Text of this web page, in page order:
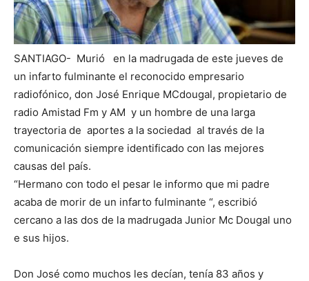
SANTIAGO- Murió en la madrugada de este jueves de
un infarto fulminante el reconocido empresario
radiofónico, don José Enrique MCdougal, propietario de
radio Amistad Fm y AM y un hombre de una larga
trayectoria de aportes a la sociedad al través de la
comunicación siempre identificado con las mejores
causas del país.
“Hermano con todo el pesar le informo que mi padre
acaba de morir de un infarto fulminante “, escribió
cercano a las dos de la madrugada Junior Mc Dougal uno
e sus hijos.
Don José como muchos les decían, tenía 83 años y